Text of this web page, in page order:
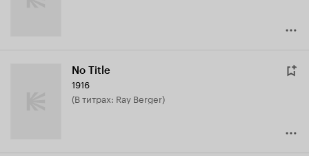
No Title
1916
(в титрах: Ray Berger)